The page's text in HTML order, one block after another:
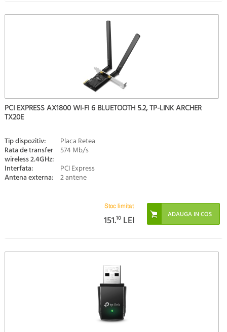
PCI EXPRESS AX1800 WI-FI 6 BLUETOOTH 5.2, TP-LINK ARCHER
TX20E
Tip dispozitiv: Placa Retea
Rata de transfer
wireless 2.4GHz:
574 Mb/s
Interfata:
PCI Express
Antena externa: 2 antene
Stoc limitat
151.10 LEI